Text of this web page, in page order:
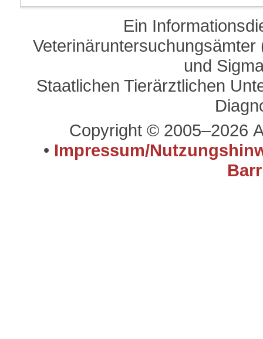
Ein
und
Staatlichen Tierärztlichen
Copyright © 2005–2026
• Impressum/